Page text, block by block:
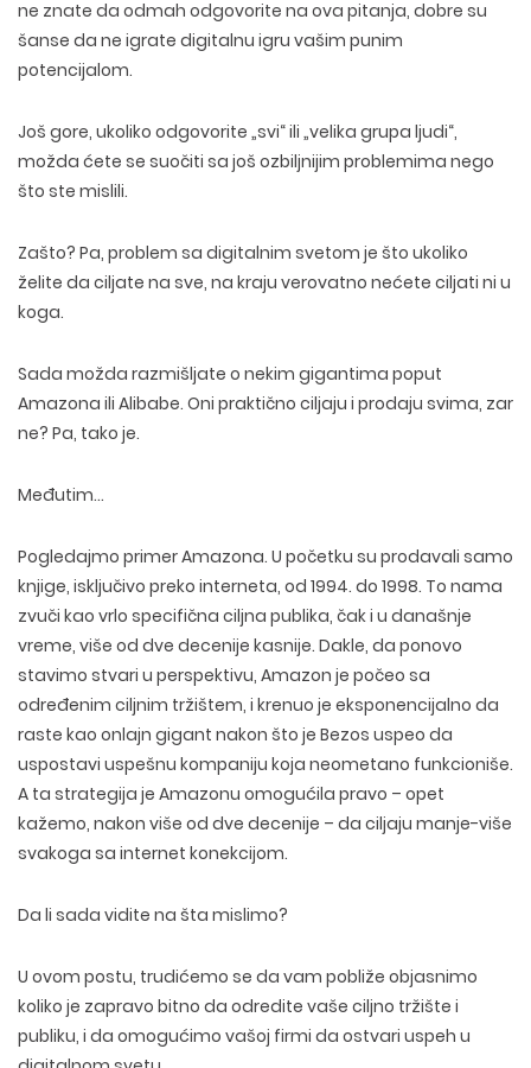
ne znate da odmah odgovorite na ova pitanja, dobre su
šanse da ne igrate digitalnu igru vašim punim
potencijalom.
Još gore, ukoliko odgovorite „svi“ ili „velika grupa ljudi“,
možda ćete se suočiti sa još ozbiljnijim problemima nego
što ste mislili.
Zašto? Pa, problem sa digitalnim svetom je što ukoliko
želite da ciljate na sve, na kraju verovatno nećete ciljati ni u
koga.
Sada možda razmišljate o nekim gigantima poput
Amazona ili Alibabe. Oni praktično ciljaju i prodaju svima, zar
ne? Pa, tako je.
Međutim…
Pogledajmo primer Amazona. U početku su prodavali samo
knjige, isključivo preko interneta, od 1994. do 1998. To nama
zvuči kao vrlo specifična ciljna publika, čak i u današnje
vreme, više od dve decenije kasnije. Dakle, da ponovo
stavimo stvari u perspektivu, Amazon je počeo sa
određenim ciljnim tržištem, i krenuo je eksponencijalno da
raste kao onlajn gigant nakon što je Bezos uspeo da
uspostavi uspešnu kompaniju koja neometano funkcioniše.
A ta strategija je Amazonu omogućila pravo – opet
kažemo, nakon više od dve decenije – da ciljaju manje-više
svakoga sa internet konekcijom.
Da li sada vidite na šta mislimo?
U ovom postu, trudićemo se da vam pobliže objasnimo
koliko je zapravo bitno da odredite vaše ciljno tržište i
publiku, i da omogućimo vašoj firmi da ostvari uspeh u